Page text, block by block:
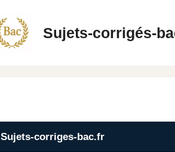
Sujets-corrigés-
Sujets-corriges-bac.fr